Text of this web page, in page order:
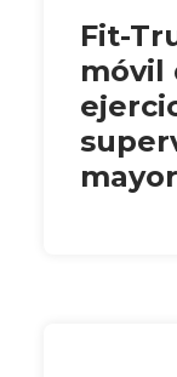
Fit-
móvil